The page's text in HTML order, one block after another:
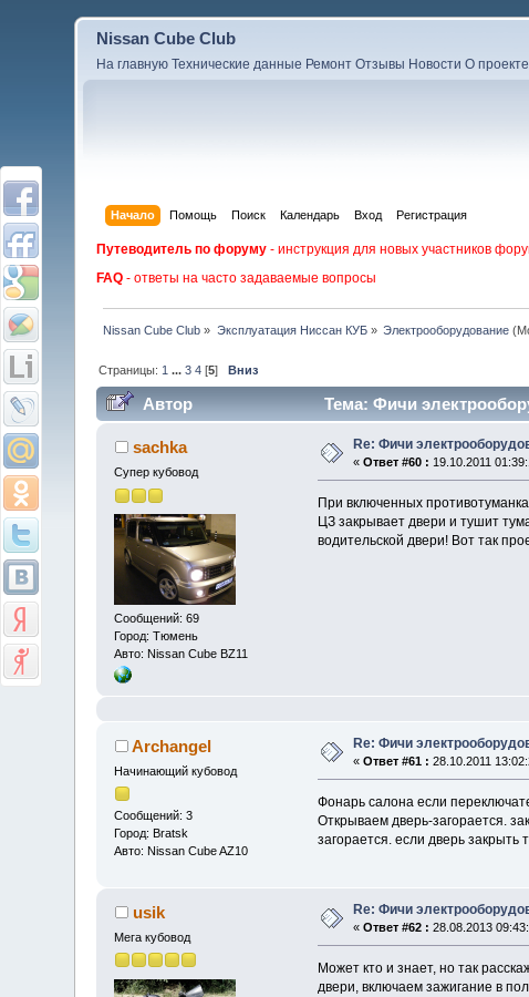
Nissan Cube Club
На главную Технические данные Ремонт Отзывы Новости О проекте
Начало Помощь Поиск Календарь Вход Регистрация
Путеводитель по форуму - инструкция для новых участников
FAQ - ответы на часто задаваемые вопросы
Nissan Cube Club » Эксплуатация Ниссан КУБ» Электрооборудование
Страницы: 1 ...3 4 [5]Вниз
Автор Тема: Фичи
sachka
Супер кубовод
Сообщений: 69
Город: Тюмень
Авто: Nissan Cube BZ11
Re: Фичи
«Ответ #60 : 19.10.2011
При включенных
ЦЗ закрывает двери и тушит
водительской двери! Вот так
Archangel
Начинающий кубовод
Сообщений: 3
Город: Bratsk
Авто: Nissan Cube AZ10
Re: Фичи
«Ответ #61 : 28.10.2011
Фонарь салона если
Открываем дверь-загорается.
загорается. если дверь закрыть
usik
Мега кубовод
Re: Фичи
«Ответ #62 : 28.08.2013
Может кто и знает, но так
двери, включаем зажигание в